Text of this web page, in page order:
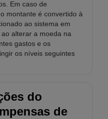
Em caso de
montante é convertido à
ao sistema em
alterar a moeda na
gastos e os
os níveis seguintes
do
de